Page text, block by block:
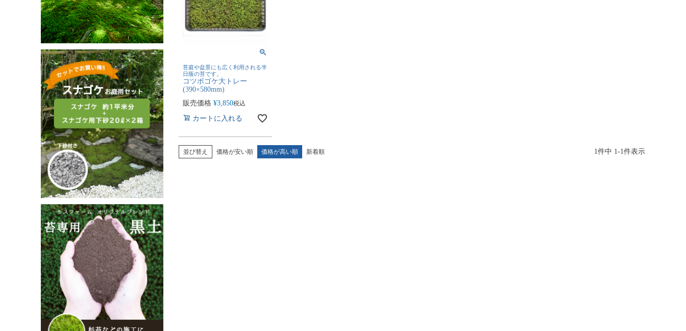
苔庭や盆景にも広く利用される半
日蔭の苔です。
コツボゴケ大トレー
(390×580mm)
販売価格 ¥3,850税込
カートに入れる
並び替え 価格が安い順 価格が高い順 新着順 1件中 1-1件表示